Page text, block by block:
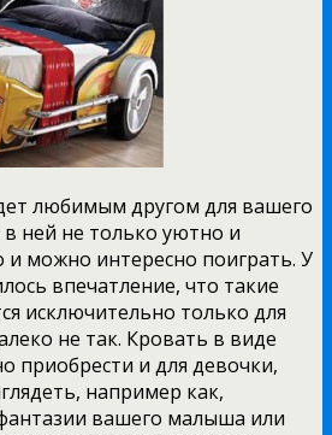
любимым другом для вашего
ней не только уютно и
и можно интересно поиграть. У
впечатление, что такие
исключительно только для
не так. Кровать в виде
и для девочки,
например как,
вашего малыша или